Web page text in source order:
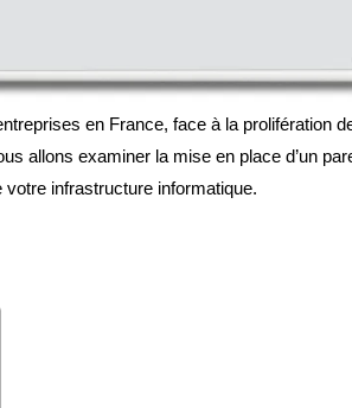
en France, face à la prolifération
allons examiner la mise en place d’un
infrastructure informatique.